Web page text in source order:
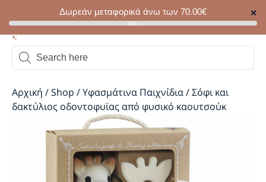
Δωρεάν μεταφορικά άνω των 70.00€ ✕
0%
Αρχική /Shop /Υφασμάτινα Παιχνίδια/Σόφι και
δακτύλιος οδοντοφυϊας από φυσικό καουτσούκ